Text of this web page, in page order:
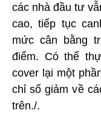
các nhà đầu tư
cao, tiếp tục
mức cân bằng
điểm. Có thể
cover lại một
chỉ số giảm về
trên./.